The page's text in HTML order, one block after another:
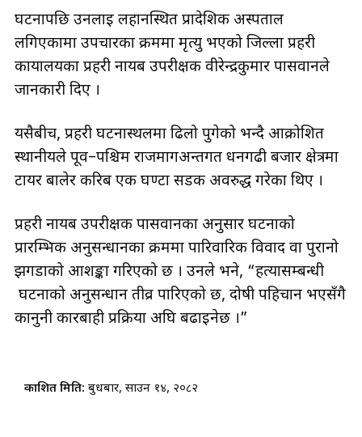
घटनापछि उनलाई लहानस्थित प्रादेशिक अस्पताल
लगिएकामा उपचारका क्रममा मृत्यु भएको जिल्ला प्रहरी
कार्यालयका प्रहरी नायब उपरीक्षक वीरेन्द्रकुमार पासवानले
जानकारी दिए ।
यसैबीच, प्रहरी घटनास्थलमा ढिलो पुगेको भन्दै आक्रोशित
स्थानीयले पूर्व–पश्चिम राजमार्गअन्तर्गत धनगढी बजार क्षेत्रमा
टायर बालेर करिब एक घण्टा सडक अवरुद्ध गरेका थिए ।
प्रहरी नायब उपरीक्षक पासवानका अनुसार घटनाको
प्रारम्भिक अनुसन्धानका क्रममा पारिवारिक विवाद वा पुरानो
झगडाको आशङ्का गरिएको छ । उनले भने, “हत्यासम्बन्धी
घटनाको अनुसन्धान तीव्र पारिएको छ, दोषी पहिचान भएसँगै
कानुनी कारबाही प्रक्रिया अघि बढाइनेछ ।”
प्रकाशित मिति: बुधबार, साउन १४, २०८२